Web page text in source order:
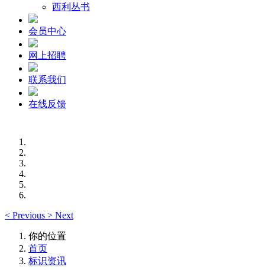
西利丛书
会员中心
网上招聘
联系我们
在线反馈
< Previous > Next
你的位置
首页
标识资讯